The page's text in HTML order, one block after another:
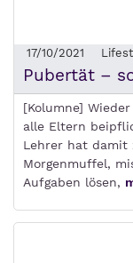
17/10/2021
Pubertät –
[Kolumne]
alle Eltern
Lehrer hat damit
Morgenmuffel,
Aufgaben lösen,